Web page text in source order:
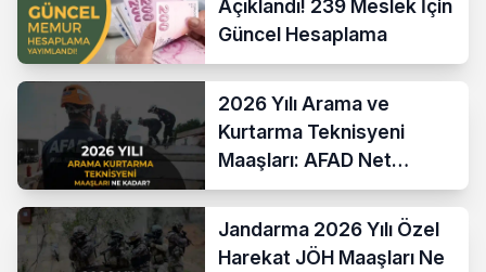
Açıklandı! 239 Meslek İçin
Güncel Hesaplama
2026 Yılı Arama ve
Kurtarma Teknisyeni
Maaşları: AFAD Net
Bordro Tablosu
Jandarma 2026 Yılı Özel
Harekat JÖH Maaşları Ne